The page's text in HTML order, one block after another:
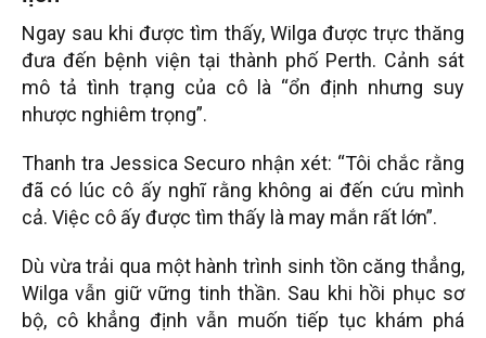
Ngay sau khi được tìm thấy, Wilga được trực thăng
đưa đến bệnh viện tại thành phố Perth. Cảnh sát
mô tả tình trạng của cô là “ổn định nhưng suy
nhược nghiêm trọng”.
Thanh tra Jessica Securo nhận xét: “Tôi chắc rằng
đã có lúc cô ấy nghĩ rằng không ai đến cứu mình
cả. Việc cô ấy được tìm thấy là may mắn rất lớn”.
Dù vừa trải qua một hành trình sinh tồn căng thẳng,
Wilga vẫn giữ vững tinh thần. Sau khi hồi phục sơ
bộ, cô khẳng định vẫn muốn tiếp tục khám phá